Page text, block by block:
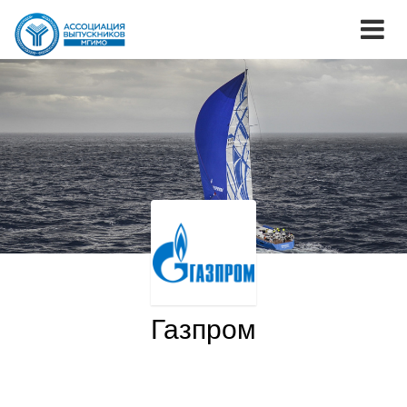
Газпром